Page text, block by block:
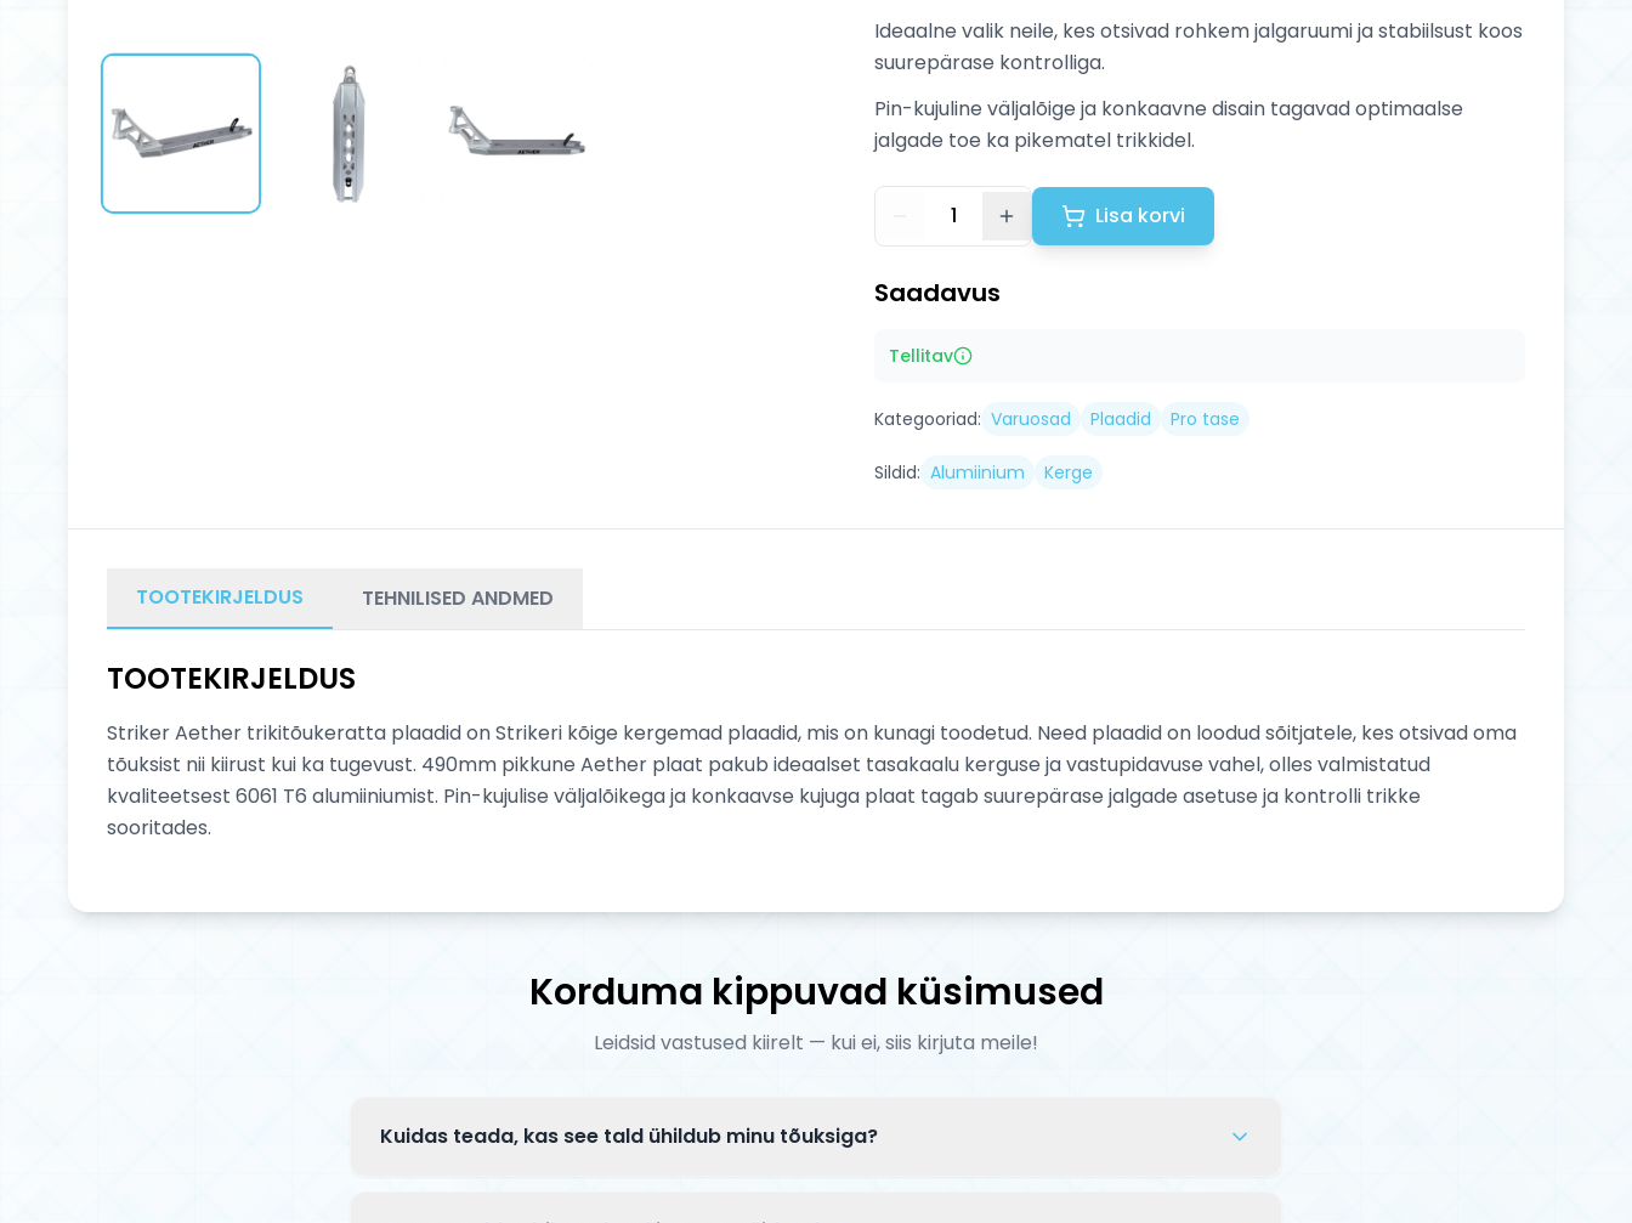
Ideaalne valik neile, kes otsivad rohkem jalgaruumi ja stabiilsust koos
suurepärase kontrolliga.
Pin-kujuline väljalõige ja konkaavne disain tagavad optimaalse
jalgade toe ka pikematel trikkidel.
1 Lisa korvi
Saadavus
Tellitav
Kategooriad: Varuosad Plaadid Pro tase
Sildid: Alumiinium Kerge
TOOTEKIRJELDUS TEHNILISED ANDMED
TOOTEKIRJELDUS
Striker Aether trikitõukeratta plaadid on Strikeri kõige kergemad plaadid, mis on kunagi toodetud. Need plaadid on loodud sõitjatele, kes otsivad oma
tõuksist nii kiirust kui ka tugevust. 490mm pikkune Aether plaat pakub ideaalset tasakaalu kerguse ja vastupidavuse vahel, olles valmistatud
kvaliteetsest 6061 T6 alumiiniumist. Pin-kujulise väljalõikega ja konkaavse kujuga plaat tagab suurepärase jalgade asetuse ja kontrolli trikke
sooritades.
Korduma kippuvad küsimused
Leidsid vastused kiirelt — kui ei, siis kirjuta meile!
Kuidas teada, kas see tald ühildub minu tõuksiga?